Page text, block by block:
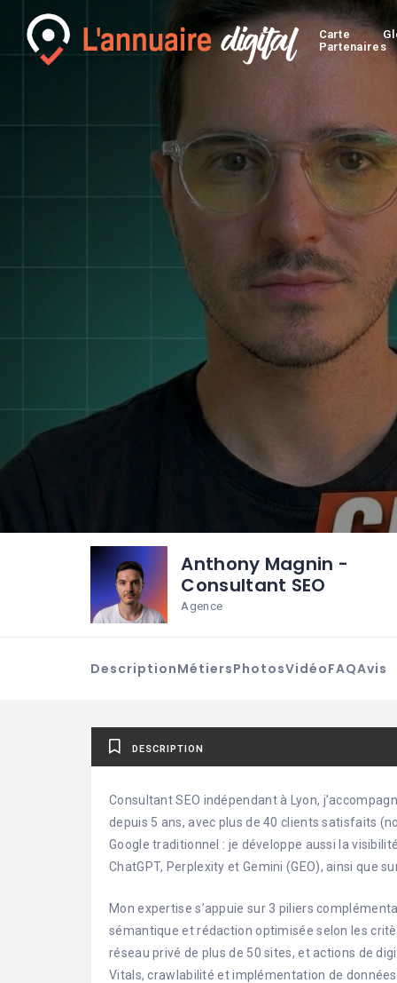
Carte
Partenaires
Anthony Magnin -
Consultant SEO
Agence
DescriptionMétiersPhotosVidéoFAQAvis
DESCRIPTION
Consultant SEO indépendant à Lyon,
depuis 5 ans, avec plus de 40 clients satisfaits
Google traditionnel : je développe aussi la
ChatGPT, Perplexity et Gemini (GEO), ainsi que
Mon expertise s’appuie sur 3 piliers
sémantique et rédaction optimisée selon les
réseau privé de plus de 50 sites, et actions de
Vitals, crawlabilité et implémentation de